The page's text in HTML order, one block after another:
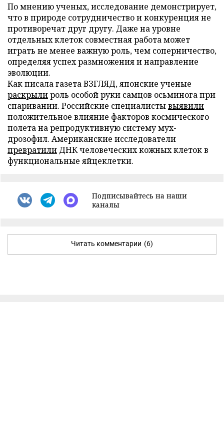
По мнению ученых, исследование демонстрирует,
что в природе сотрудничество и конкуренция не
противоречат друг другу. Даже на уровне
отдельных клеток совместная работа может
играть не менее важную роль, чем соперничество,
определяя успех размножения и направление
эволюции.
Как писала газета ВЗГЛЯД, японские ученые
раскрылироль особой руки самцов осьминога при
спаривании. Российские специалистывыявили
положительное влияние факторов космического
полета на репродуктивную систему мух-
дрозофил. Американские исследователи
превратили ДНК человеческих кожных клеток в
функциональные яйцеклетки.
Подписывайтесь на наши
каналы
Читать комментарии (6)